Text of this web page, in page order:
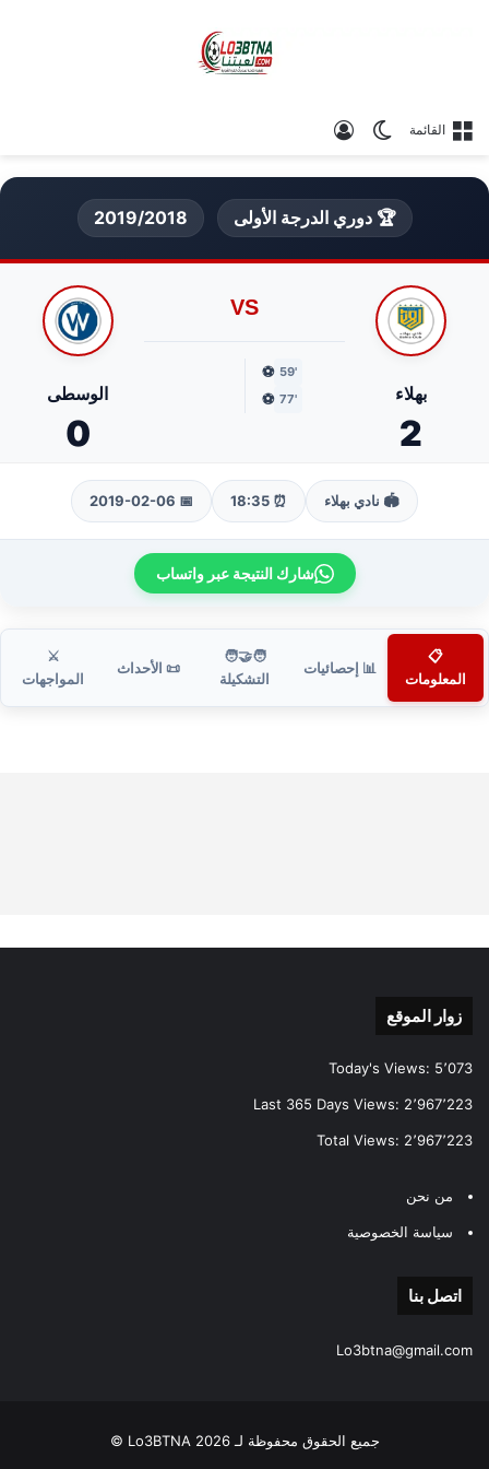
القائمة الوضع المظلم
🏆 دوري الدرجة الأولى 2019/2018
بهلاء
2
VS
'59
⚽
'77
⚽ الوسطى
0
🏟️ نادي بهلاء ⏰ 18:35
📅 2019-02-06
شارك النتيجة عبر واتساب
📋
المعلومات
📊 إحصائيات
🧑‍🤝‍🧑
التشكيلة
📜 الأحداث
⚔️
المواجهات
زوار الموقع
Today's Views: 5٬073
Last 365 Days Views: 2٬967٬223
Total Views: 2٬967٬223
من نحن
سياسة الخصوصية
اتصل بنا
Lo3btna@gmail.com
جميع الحقوق محفوظة لـ Lo3BTNA 2026 ©